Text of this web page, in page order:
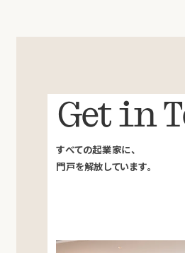
Get in
すべての起業家に、
門戸を解放しています。